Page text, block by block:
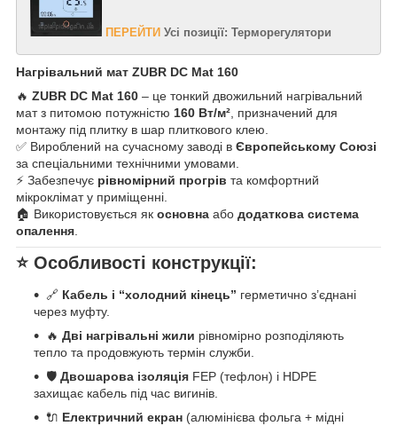
ПЕРЕЙТИ Усі позиції: Терморегулятори
Нагрівальний мат ZUBR DC Mat 160
🔥 ZUBR DC Mat 160 – це тонкий двожильний нагрівальний
мат з питомою потужністю 160 Вт/м², призначений для
монтажу під плитку в шар плиткового клею.
✅ Вироблений на сучасному заводі в Європейському Союзі
за спеціальними технічними умовами.
⚡ Забезпечує рівномірний прогрів та комфортний
мікроклімат у приміщенні.
🏠 Використовується як основна або додаткова система
опалення.
⭐ Особливості конструкції:
🔗 Кабель і “холодний кінець” герметично з’єднані
через муфту.
🔥 Дві нагрівальні жили рівномірно розподіляють
тепло та продовжують термін служби.
🛡️ Двошарова ізоляція FEP (тефлон) і HDPE
захищає кабель під час вигинів.
🔌 Електричний екран (алюмінієва фольга + мідні